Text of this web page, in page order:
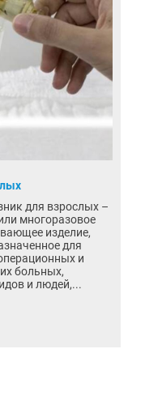
для взрослых –
многоразовое
изделие,
для
и
больных,
и людей,...